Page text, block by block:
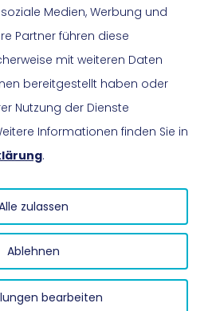
FAQ
Menü
Medien, Werbung und
Partner führen diese
mit weiteren Daten
bereitgestellt haben oder
Nutzung der Dienste
Informationen finden Sie in
.
bearbeiten
Ablehnen
zulassen